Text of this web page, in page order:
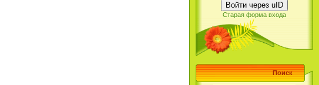
Войти через uID
Старая форма входа
Поиск